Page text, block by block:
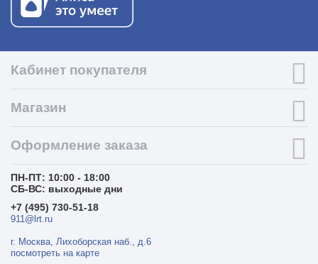
Кабинет покупателя
Магазин
Оформление заказа
ПН-ПТ: 10:00 - 18:00
СБ-ВС: выходные дни
+7 (495) 730-51-18
911@lrt.ru
г. Москва, Лихоборская наб., д.6
посмотреть на карте